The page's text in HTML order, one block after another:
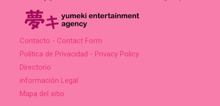
Contacto - Contact Form
Política de Privacidad - Privacy Policy
Directorio
información Legal
Mapa del sitio